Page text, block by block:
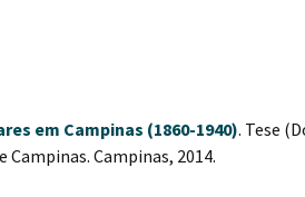
em Campinas (1860-1940). Tese
Campinas, 2014.